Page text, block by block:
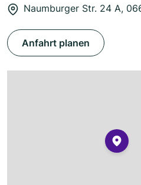
Naumburger Str. 24 A,
Anfahrt planen